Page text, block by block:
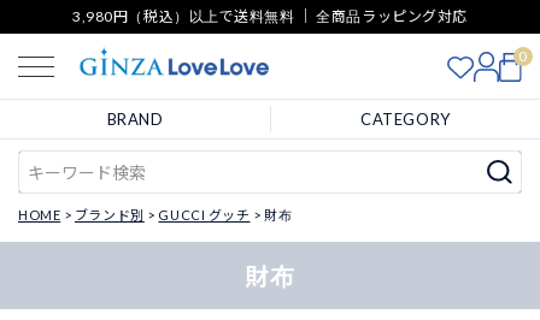
3,980円（税込）以上で送料無料 ｜ 全商品ラッピング対応
0
BRAND CATEGORY
HOME ブランド別 GUCCI グッチ 財布
財布